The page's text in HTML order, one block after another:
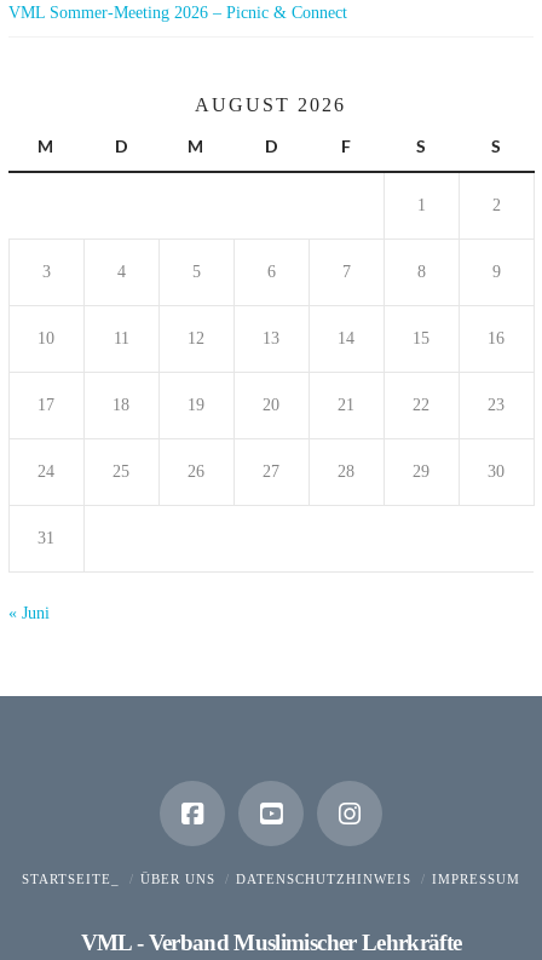
VML Sommer-Meeting 2026 – Picnic & Connect
AUGUST 2026
M
D M D F S S
1 2
3 4 5 6 7 8 9
10 11 12 13 14 15 16
17 18 19 20 21 22 23
24 25 26 27 28 29 30
31
« Juni
STARTSEITE_ ÜBER UNS DATENSCHUTZHINWEIS IMPRESSUM
VML - Verband Muslimischer Lehrkräfte